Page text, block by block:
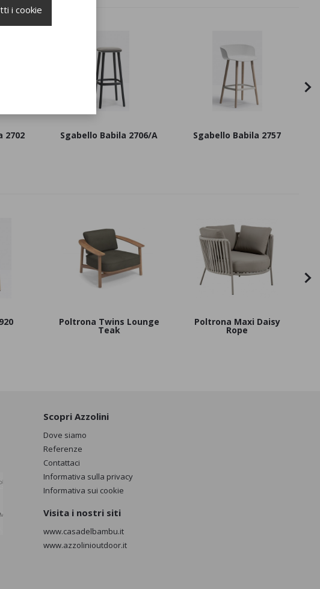
2702 Sgabello Babila 2706/A Sgabello Babila 2757
Poltrona Twins Lounge
Teak
Poltrona Maxi Daisy
Rope
Scopri Azzolini
Dove siamo
Referenze
Contattaci
Informativa sulla privacy
Informativa sui cookie
Visita i nostri siti
www.casadelbambu.it
www.azzolinioutdoor.it
i cookie